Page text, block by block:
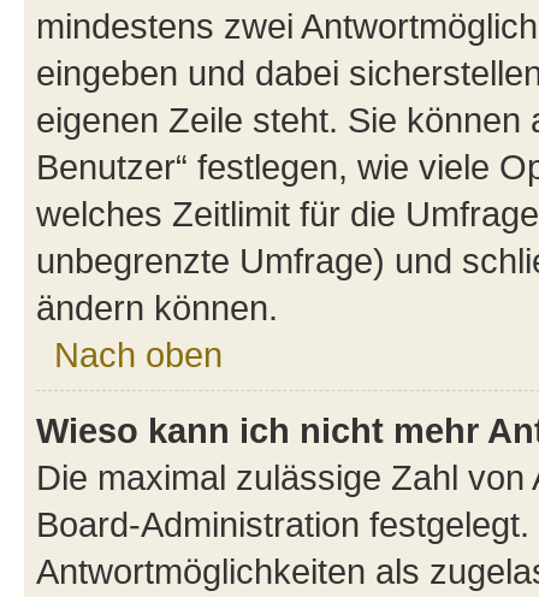
mindestens zwei
eingeben und dabei
eigenen Zeile steht. Sie können
Benutzer“ festlegen, wie viele
welches Zeitlimit für die
unbegrenzte Umfrage) und
ändern können.
Nach oben
Wieso kann ich nicht mehr
Die maximal zulässige Zahl
Board-Administration
Antwortmöglichkeiten als